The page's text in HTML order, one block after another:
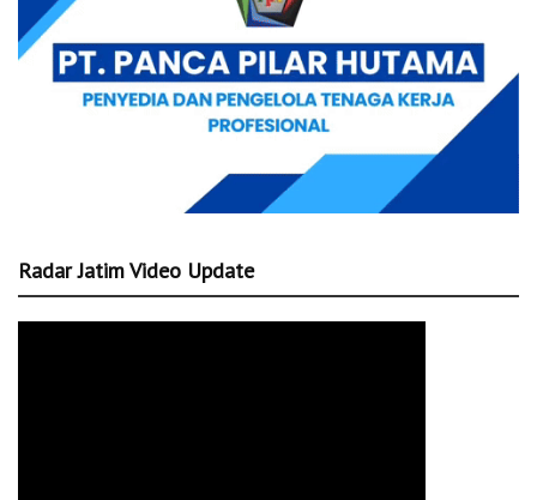
Radar Jatim Video Update